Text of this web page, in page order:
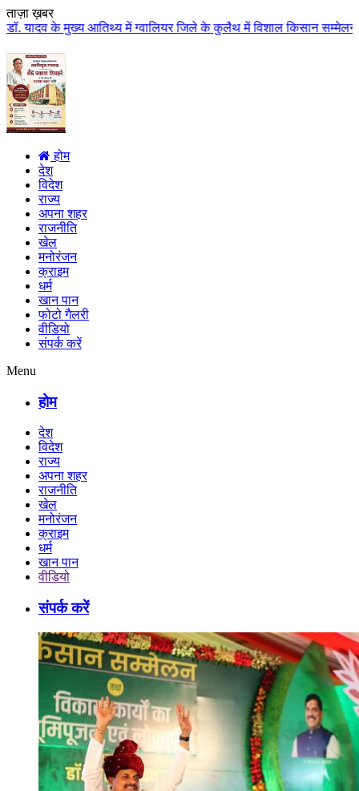
ताज़ा ख़बर
में ग्वालियर जिले के कुलैथ में विशाल किसान सम्मेलन आयोजित
होम
देश
विदेश
राज्य
अपना शहर
राजनीति
खेल
मनोरंजन
क्राइम
धर्म
खान पान
फोटो गैलरी
वीडियो
संपर्क करें
Menu
होम
देश
विदेश
राज्य
अपना शहर
राजनीति
खेल
मनोरंजन
क्राइम
धर्म
खान पान
वीडियो
संपर्क करें